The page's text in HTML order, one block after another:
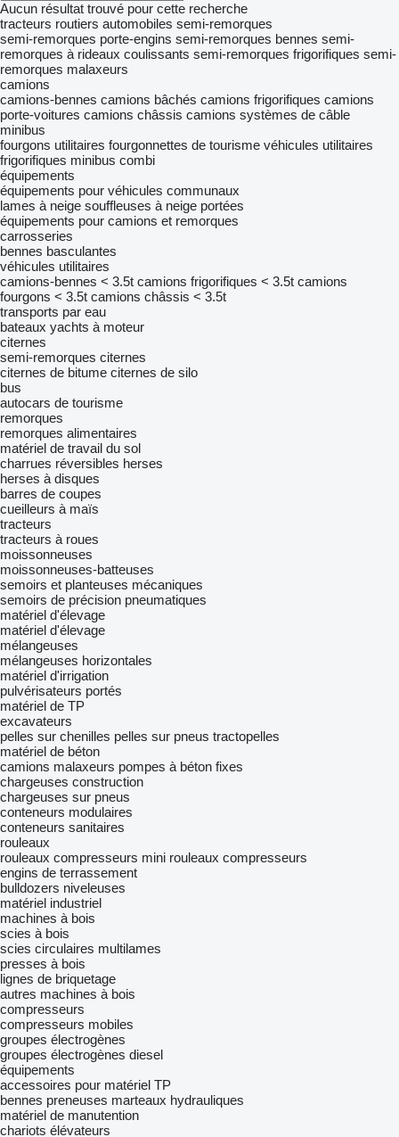
Aucun résultat trouvé pour cette recherche
tracteurs routiers automobiles semi-remorques
semi-remorques porte-engins semi-remorques bennes semi-
remorques à rideaux coulissants semi-remorques frigorifiques semi-
remorques malaxeurs
camions
camions-bennes camions bâchés camions frigorifiques camions
porte-voitures camions châssis camions systèmes de câble
minibus
fourgons utilitaires fourgonnettes de tourisme véhicules utilitaires
frigorifiques minibus combi
équipements
équipements pour véhicules communaux
lames à neige souffleuses à neige portées
équipements pour camions et remorques
carrosseries
bennes basculantes
véhicules utilitaires
camions-bennes < 3.5t camions frigorifiques < 3.5t camions
fourgons < 3.5t camions châssis < 3.5t
transports par eau
bateaux yachts à moteur
citernes
semi-remorques citernes
citernes de bitume citernes de silo
bus
autocars de tourisme
remorques
remorques alimentaires
matériel de travail du sol
charrues réversibles herses
herses à disques
barres de coupes
cueilleurs à maïs
tracteurs
tracteurs à roues
moissonneuses
moissonneuses-batteuses
semoirs et planteuses mécaniques
semoirs de précision pneumatiques
matériel d'élevage
matériel d'élevage
mélangeuses
mélangeuses horizontales
matériel d'irrigation
pulvérisateurs portés
matériel de TP
excavateurs
pelles sur chenilles pelles sur pneus tractopelles
matériel de béton
camions malaxeurs pompes à béton fixes
chargeuses construction
chargeuses sur pneus
conteneurs modulaires
conteneurs sanitaires
rouleaux
rouleaux compresseurs mini rouleaux compresseurs
engins de terrassement
bulldozers niveleuses
matériel industriel
machines à bois
scies à bois
scies circulaires multilames
presses à bois
lignes de briquetage
autres machines à bois
compresseurs
compresseurs mobiles
groupes électrogènes
groupes électrogènes diesel
équipements
accessoires pour matériel TP
bennes preneuses marteaux hydrauliques
matériel de manutention
chariots élévateurs